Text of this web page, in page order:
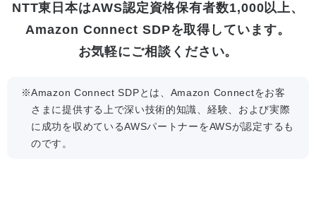
NTT東日本はAWS認定資格保有者数1,000以上、
Amazon Connect SDPを取得しています。
お気軽にご相談ください。
Amazon Connect SDPとは、Amazon Connectをお客
さまに提供する上で深い技術的知識、経験、および実際
に成功を収めているAWSパートナーをAWSが認定するも
のです。